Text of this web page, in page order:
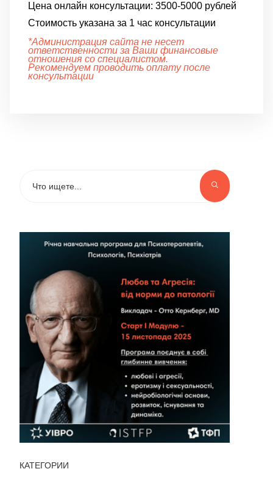
Цена онлайн консультации: 3500-5000 рублей
Стоимость указана за 1 час консультации
*Администрация сайта не несет
ответственности за Ваши финансовые
отношения со специалистом.
Рекомендуем проводить оплату после
консультации
КАТЕГОРИИ